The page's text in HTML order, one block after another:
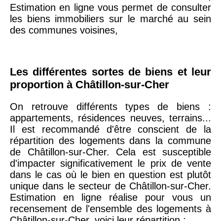
arrondissement
arrondissement
75013 -
Paris
13ème
arrondissement
10 073 € 11 085 €
76600 -Le Havre 2 455 € 2 453 €
42000 -Saint-
1 404 € 2 013 €
Estimation en ligne vous permet de consulter
les biens immobiliers sur le marché au sein
des communes voisines,
Les différentes sortes de biens et leur
proportion à Châtillon-sur-Cher
On retrouve différents types de biens :
appartements, résidences neuves, terrains...
Il est recommandé d'être conscient de la
répartition des logements dans la commune
de Châtillon-sur-Cher. Cela est susceptible
d'impacter significativement le prix de vente
dans le cas où le bien en question est plutôt
unique dans le secteur de Châtillon-sur-Cher.
Estimation en ligne réalise pour vous un
recensement de l'ensemble des logements à